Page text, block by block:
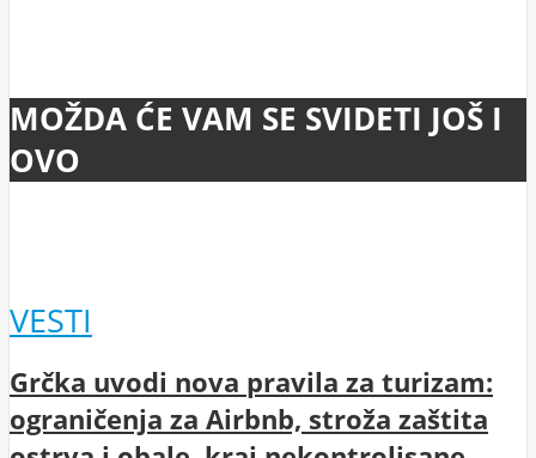
MOŽDA ĆE VAM SE SVIDETI JOŠ I
OVO
VESTI
Grčka uvodi nova pravila za turizam:
ograničenja za Airbnb, stroža zaštita